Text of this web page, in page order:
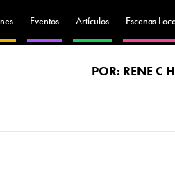
Eventos Artículos Escenas
POR: RENE C